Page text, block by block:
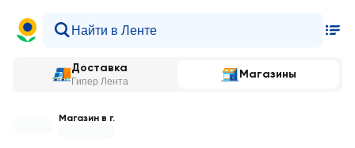
Доставка
Гипер Лента
Магазины
Магазин в г.